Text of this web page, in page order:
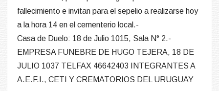
fallecimiento e invitan para el sepelio a realizarse hoy
a la hora 14 en el cementerio local.-
Casa de Duelo: 18 de Julio 1015, Sala N° 2.-
EMPRESA FUNEBRE DE HUGO TEJERA, 18 DE
JULIO 1037 TELFAX 46642403 INTEGRANTES A
A.E.F.I., CETI Y CREMATORIOS DEL URUGUAY